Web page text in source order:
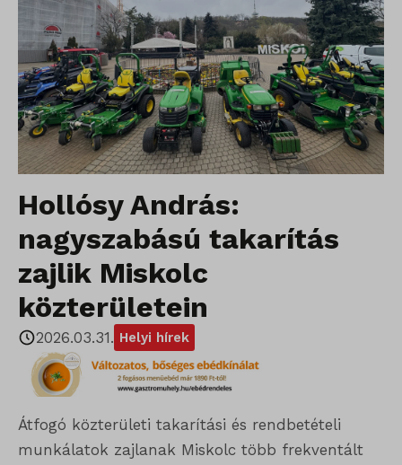
Hollósy András:
nagyszabású takarítás
zajlik Miskolc
közterületein
2026.03.31. Helyi hírek
Átfogó közterületi takarítási és rendbetételi
munkálatok zajlanak Miskolc több frekventált